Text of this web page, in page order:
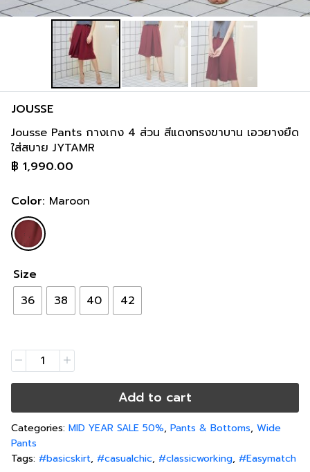
JOUSSE
Jousse Pants กางเกง 4 ส่วน สีแดงทรงขาบาน เอวยางยืด
ใส่สบาย JYTAMR
฿ 1,990.00
Color: Maroon
Size
36
38 40 42
Add to cart
Categories: MID YEAR SALE 50%, Pants & Bottoms, Wide
Pants
Tags: #basicskirt, #casualchic, #classicworking, #Easymatch